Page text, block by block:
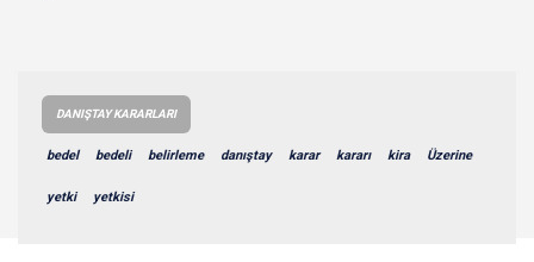
DANIŞTAY KARARLARI
bedel bedeli belirleme danıştay karar kararı kira Üzerine
yetki yetkisi